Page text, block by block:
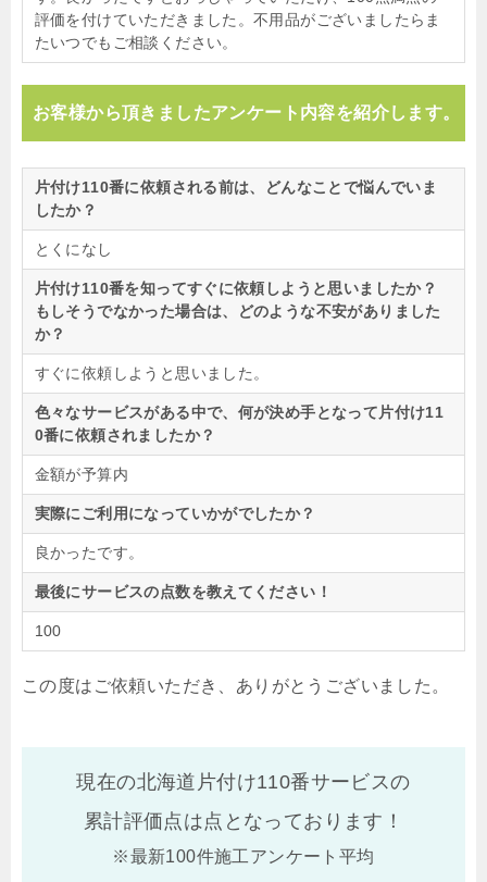
評価を付けていただきました。不用品がございましたらま
たいつでもご相談ください。
お客様から頂きましたアンケート内容を紹介します。
片付け110番に依頼される前は、どんなことで悩んでいま
したか？
とくになし
片付け110番を知ってすぐに依頼しようと思いましたか？
もしそうでなかった場合は、どのような不安がありました
か？
すぐに依頼しようと思いました。
色々なサービスがある中で、何が決め手となって片付け11
0番に依頼されましたか？
金額が予算内
実際にご利用になっていかがでしたか？
良かったです。
最後にサービスの点数を教えてください！
100
この度はご依頼いただき、ありがとうございました。
現在の北海道片付け110番サービスの
累計評価点は点となっております！
※最新100件施工アンケート平均